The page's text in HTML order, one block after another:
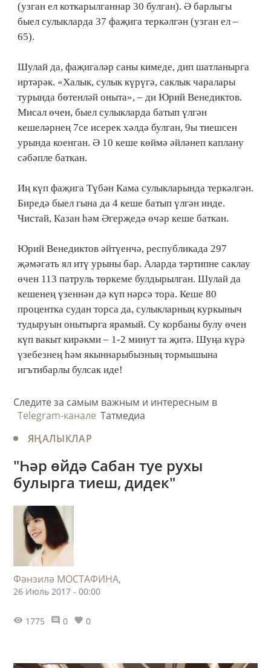
(узган ел коткарылганнар 30 булган). Ә барлыгы
быел сулыкларда 37 фаҗига теркәлгән (узган ел –
65).
Шулай да, фаҗигаләр саны кимеде, дип шатланырга
иртәрәк. «Халык, сулык күрүгә, саклык чаралары
турында бөтенләй оныта», – ди Юрий Венедиктов.
Мисал өчен, быел сулыкларда батып үлгән
кешеләрнең 7се исерек хәлдә булган, 9ы тиешсен
урында коенган. Ә 10 кеше көймә әйләнеп каплану
сәбәпле баткан.
Иң күп фаҗига Түбән Кама сулыкларында теркәлгән.
Биредә быел гына да 4 кеше батып үлгән инде.
Чистай, Казан һәм Әгерҗедә өчәр кеше баткан.
Юрий Венедиктов әйтүенчә, республикада 297
җәмәгать ял итү урыны бар. Аларда тәртипне саклау
өчен 113 патруль төркеме булдырылган. Шулай да
кешенең үзеннән дә күп нәрсә тора. Кеше 80
процентка судан торса да, сулыкларның куркыныч
тудыруын онытырга ярамый. Су корбаны булу өчен
күп вакыт кирәкми – 1-2 минут та җитә. Шуңа күрә
үзебезнең һәм якыннарыбызның тормышына
игътибарлы булсак иде!
Следите за самым важным и интересным в
Telegram-канале Татмедиа
ЯҢАЛЫКЛАР
"Һәр өйдә Сабан туе рухы
булырга тиеш, дидек"
Фәнзилә МОСТАФИНА,
26 Июль 2017 - 00:00
1775 0 0